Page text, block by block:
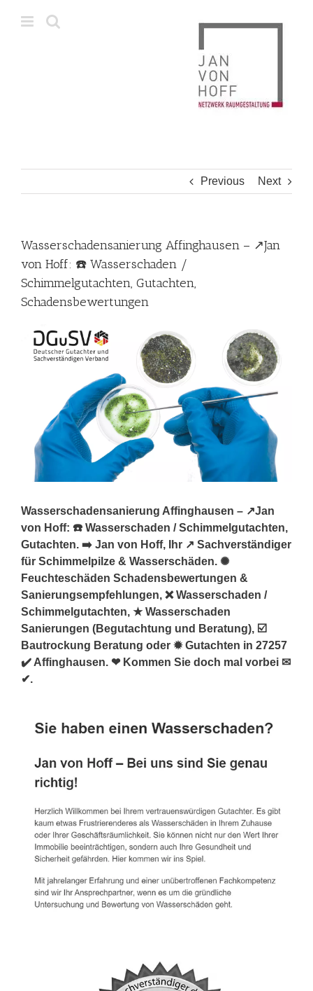
Previous Next
Wasserschadensanierung Affinghausen – ↗️Jan
von Hoff: ☎️ Wasserschaden /
Schimmelgutachten, Gutachten,
Schadensbewertungen
Wasserschadensanierung Affinghausen – ↗️Jan
von Hoff: ☎️ Wasserschaden / Schimmelgutachten,
Gutachten. ➡️ Jan von Hoff, Ihr ↗️ Sachverständiger
für Schimmelpilze & Wasserschäden. ✺
Feuchteschäden Schadensbewertungen &
Sanierungsempfehlungen, ❌ Wasserschaden /
Schimmelgutachten, ★ Wasserschaden
Sanierungen (Begutachtung und Beratung), ☑️
Bautrockung Beratung oder ✹ Gutachten in 27257
✔️ Affinghausen. ❤ Kommen Sie doch mal vorbei ✉
✔.